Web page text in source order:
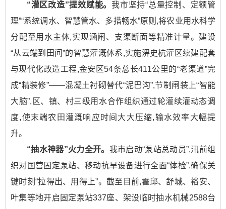
“灌区改造”提效赋能。我市坚持“总量控制、定额管
理”“系统调水、智慧管水、多措畅水”原则,将农业用水科学
分配至用水主体,实现涵闸、支渠断面等精准计量。建设
“从云端到田间”的智慧灌溉体系,实施淠史杭灌区续建配套
与现代化改造工程,金安区54条总长411公里的“老渠道”完
成“精装修”——混凝土衬砌替代“泥巴沟”,节制闸装上“智能
大脑”,区、镇、村三级用水合作组织通过轮灌续灌动态调
度,使末端农田灌溉响应时间大大压缩,输水效率大幅提
升。
“抽水神器”火力全开。 我市启动“泵站总动员”,汛前组
织对国营固定泵站、移动抗旱设备进行全面“体检”,确保关
键时刻“拉得出、用得上”。截至目前,霍邱、舒城、裕安、
叶集等地开启固定泵站337座、架设临时抽水机械2588台